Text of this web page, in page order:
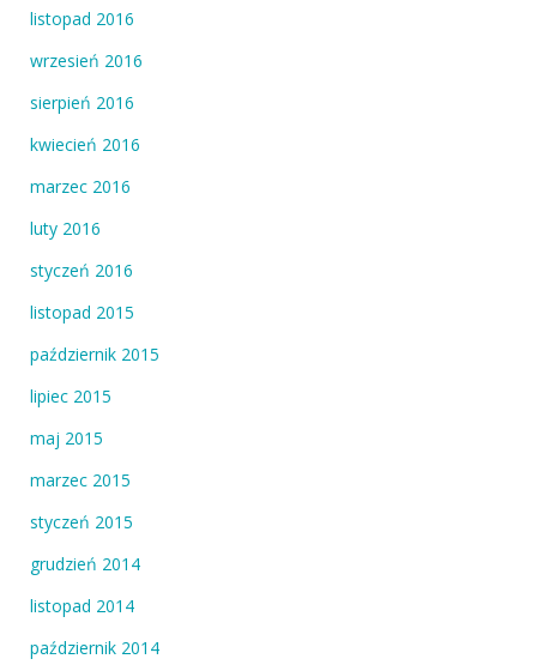
listopad 2016
wrzesień 2016
sierpień 2016
kwiecień 2016
marzec 2016
luty 2016
styczeń 2016
listopad 2015
październik 2015
lipiec 2015
maj 2015
marzec 2015
styczeń 2015
grudzień 2014
listopad 2014
październik 2014